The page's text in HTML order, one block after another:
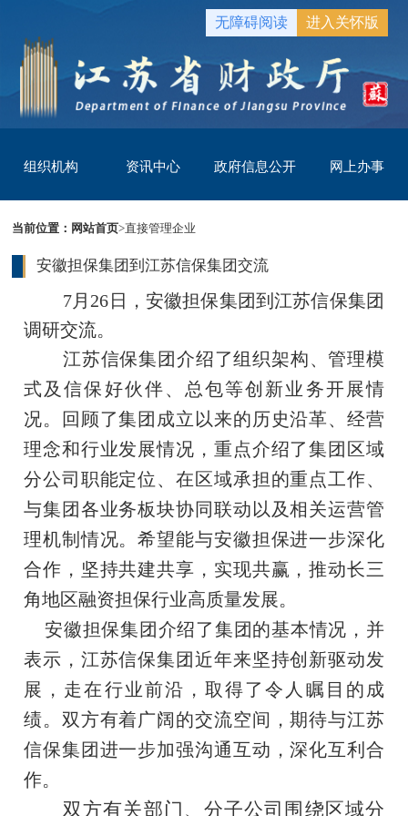
无障碍阅读 进入关怀版
组织机构 资讯中心 政府信息公开 网上办事
当前位置： 网站首页>直接管理企业
安徽担保集团到江苏信保集团交流
7月26日，安徽担保集团到江苏信保集团
调研交流。
江苏信保集团介绍了组织架构、管理模
式及信保好伙伴、总包等创新业务开展情
况。回顾了集团成立以来的历史沿革、经营
理念和行业发展情况，重点介绍了集团区域
分公司职能定位、在区域承担的重点工作、
与集团各业务板块协同联动以及相关运营管
理机制情况。希望能与安徽担保进一步深化
合作，坚持共建共享，实现共赢，推动长三
角地区融资担保行业高质量发展。
安徽担保集团介绍了集团的基本情况，并
表示，江苏信保集团近年来坚持创新驱动发
展，走在行业前沿，取得了令人瞩目的成
绩。双方有着广阔的交流空间，期待与江苏
信保集团进一步加强沟通互动，深化互利合
作。
双方有关部门 、分子公司 围绕区域分